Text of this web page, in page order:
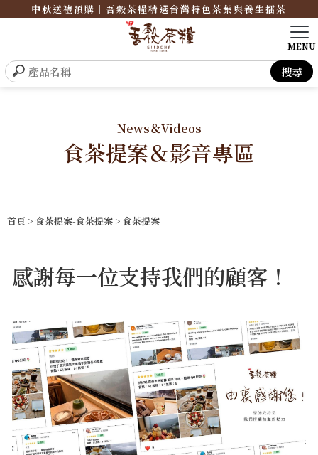
中秋送禮預購｜吾穀茶糧精選台灣特色茶葉與養生擂茶
News＆Videos
食茶提案＆影音專區
首頁 > 食茶提案-食茶提案 > 食茶提案
感謝每一位支持我們的顧客！